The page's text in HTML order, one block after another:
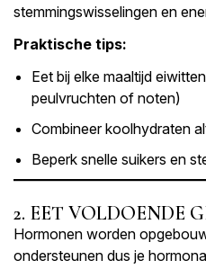
stemmingswisselingen en
Praktische tips:
Eet bij elke maaltijd
peulvruchten of noten)
Combineer koolhydraten
Beperk snelle suikers en
2. EET VOLDOENDE
Hormonen worden
ondersteunen dus je